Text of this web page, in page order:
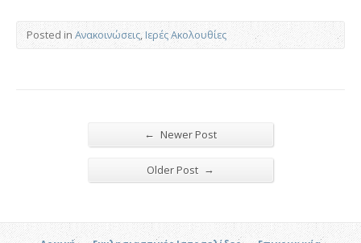
Posted in Ανακοινώσεις,Ιερές Ακολουθίες
← Newer Post
Older Post →